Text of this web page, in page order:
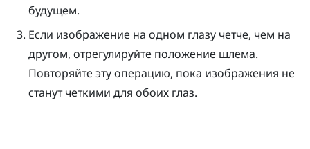
будущем.
Если изображение на одном глазу четче, чем на
другом, отрегулируйте положение шлема.
Повторяйте эту операцию, пока изображения не
станут четкими для обоих глаз.